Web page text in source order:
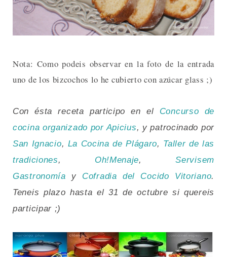
Nota: Como podeis observar en la foto de la entrada
uno de los bizcochos lo he cubierto con azúcar glass ;)
Con ésta receta participo en el Concurso de
cocina organizado por Apicius, y patrocinado por
San Ignacio, La Cocina de Plágaro, Taller de las
tradiciones, Oh!Menaje,Servisem
Gastronomía y Cofradia del Cocido Vitoriano.
Teneis plazo hasta el 31 de octubre si quereis
participar ;)